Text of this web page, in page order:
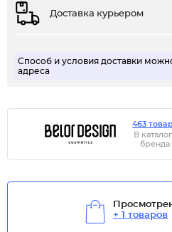
Доставка курьером
Способ и условия доставки
адреса
463
В
бренда
+ 1 товаров